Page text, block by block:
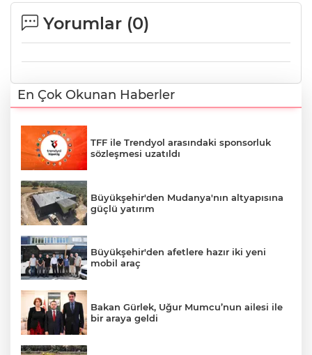
Yorumlar (0)
En Çok Okunan Haberler
TFF ile Trendyol arasındaki sponsorluk
sözleşmesi uzatıldı
Büyükşehir'den Mudanya'nın altyapısına
güçlü yatırım
Büyükşehir'den afetlere hazır iki yeni
mobil araç
Bakan Gürlek, Uğur Mumcu’nun ailesi ile
bir araya geldi